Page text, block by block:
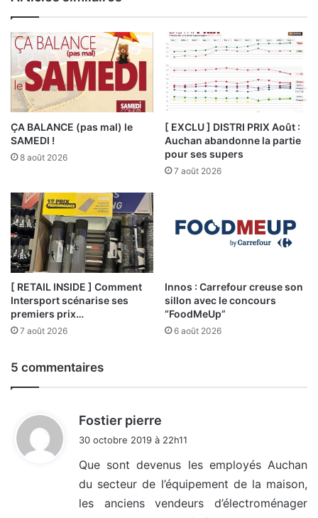
ÇA BALANCE (pas mal) le
SAMEDI !
8 août 2026
[ EXCLU ] DISTRI PRIX Août :
Auchan abandonne la partie
pour ses supers
7 août 2026
[ RETAIL INSIDE ] Comment
Intersport scénarise ses
premiers prix…
7 août 2026
Innos : Carrefour creuse son
sillon avec le concours
“FoodMeUp”
6 août 2026
5 commentaires
Fostier pierre
:
30 octobre 2019 à 22h11
Que sont devenus les employés Auchan
du secteur de l’équipement de la maison,
les anciens vendeurs d’électroménager